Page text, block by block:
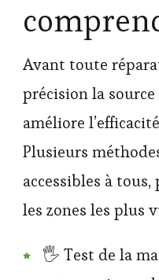
Avant toute
précision la
améliore
Plusieurs
accessibles à
les zones les plus
🖐️ Test de la